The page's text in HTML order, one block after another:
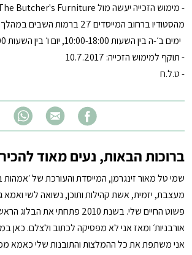
מהסטודיו ברחוב המייסדים 27 ברמות השבים במהלך שעות הפתיחה בלבד:
ימים ב׳-ה בין השעות 10:00-18:00, יום ו׳ בין השעות 9:00-14:00
- תוקף למימוש הזכייה: 10.7.2017
- ט.ל.ח
ברוכות הבאות, נעים מאוד להכיר
שמי טל מאור זינגרמן, המייסדת והעורכת של ׳אמהות
מעצבת, יזמית, אשת קהילות ותוכן, נשואה לשי ואמא
פשוט החיים שלי. בשנת 2010 פתחתי את
אורבניות׳ ומאז אני לא מפסיקה לכתוב ולצלם. כאן
אני משתפת את כל ההמלצות והתובנות שלי כאמא